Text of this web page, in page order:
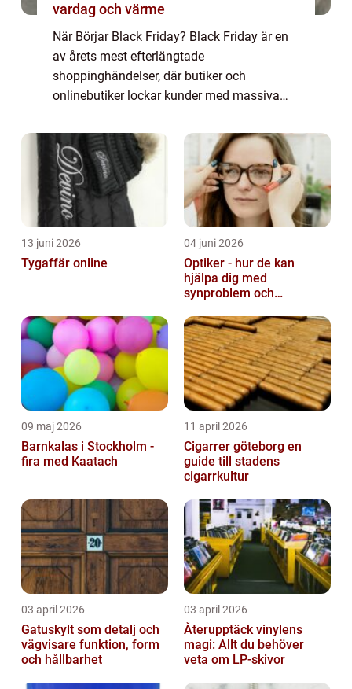
vardag och värme
När Börjar Black Friday? Black Friday är en
av årets mest efterlängtade
shoppinghändelser, där butiker och
onlinebutiker lockar kunder med massiva
som ursprungligen kommer från USA, men
har sedan spridit sig ...
13 juni 2026
Tygaffär online
04 juni 2026
Optiker - hur de kan
hjälpa dig med
synproblem och
09 maj 2026
Barnkalas i Stockholm -
fira med Kaatach
11 april 2026
Cigarrer göteborg en
guide till stadens
cigarrkultur
03 april 2026
Gatuskylt som detalj och
vägvisare funktion, form
och hållbarhet
03 april 2026
Återupptäck vinylens
magi: Allt du behöver
veta om LP-skivor